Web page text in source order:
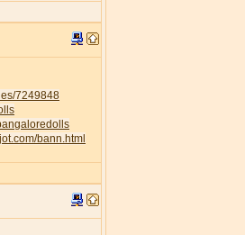
7249848
bann.html